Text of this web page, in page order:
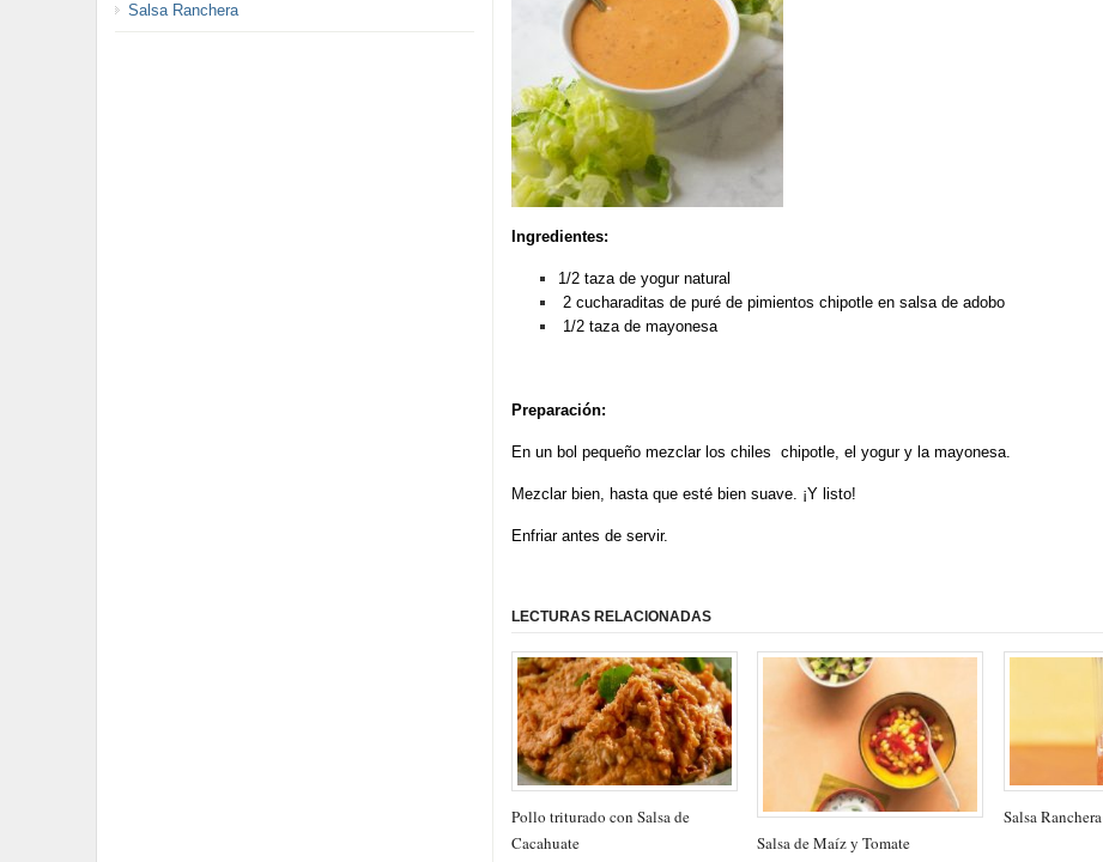
Ingredientes:
1/2 taza de yogur natural
2 cucharaditas de puré de pimientos chipotle en salsa de adobo
1/2 taza de mayonesa
Preparación:
En un bol pequeño mezclar los chiles chipotle, el yogur y la mayonesa.
Mezclar bien, hasta que esté bien suave. ¡Y listo!
Enfriar antes de servir.
LECTURAS RELACIONADAS
Pollo triturado con Salsa de
Cacahuate
Salsa de Maíz y Tomate
Salsa Ranchera
Salsa Ranchera